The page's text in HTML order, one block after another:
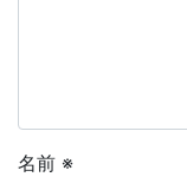
名前 ※